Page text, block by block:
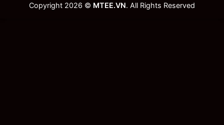
Copyright 2026 © MTEE.VN. All Rights Reserved